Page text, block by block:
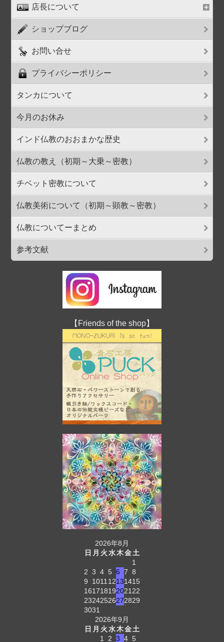
店長について
ショップブログ
お問い合せ
プライバシーポリシー
タンカについて
今月のお休み
インド仏教のおおまかな歴史
仏教の教え（初期～大乗～密教）
チベット密教について
仏教美術について（初期～顕教～密教）
仏教についてーまとめ
参考文献
【Friends of the shop】
2026年8月
日 月 火水木金土
1
2 3 4 5 6 7 8
9
1011 12131415
161718192021 22
23242526272829
3031
2026年9月
日 月 火水木金土
1
2 3 4 5